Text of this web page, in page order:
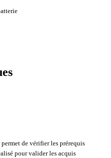
permet de vérifier les prérequis
pour valider les acquis